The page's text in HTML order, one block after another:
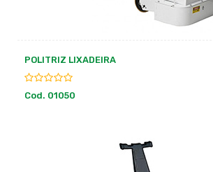
POLITRIZ LIXADEIRA
Cod. 01050